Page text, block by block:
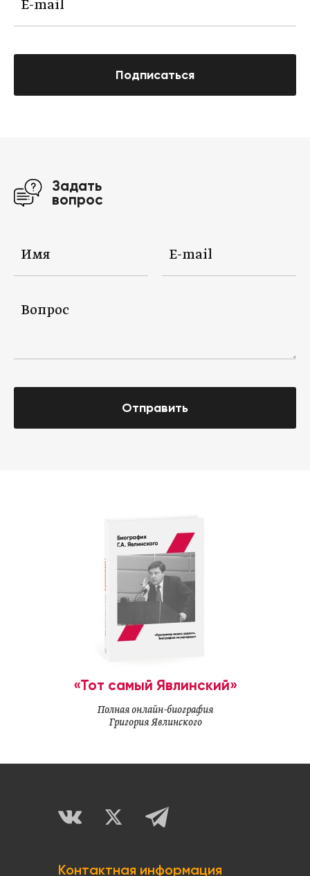
Подписаться
Задать
вопрос
Отправить
«Тот самый Явлинский»
Полная онлайн-биография
Григория Явлинского
Контактная информация